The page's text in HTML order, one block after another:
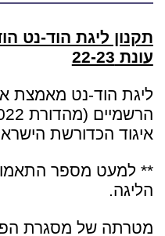
תקנון ליגת הוד-נט
עונת 22-23
ליגת הוד-נט מאמצת
איגוד הכדורשת
** למעט מספר
הליגה.
מטרתה של מסגרת